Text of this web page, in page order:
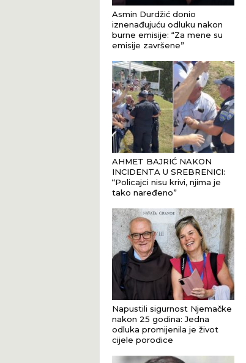
Asmin Durdžić donio
iznenađujuću odluku nakon
burne emisije: “Za mene su
emisije završene”
AHMET BAJRIĆ NAKON
INCIDENTA U SREBRENICI:
“Policajci nisu krivi, njima je
tako naređeno”
Napustili sigurnost Njemačke
nakon 25 godina: Jedna
odluka promijenila je život
cijele porodice